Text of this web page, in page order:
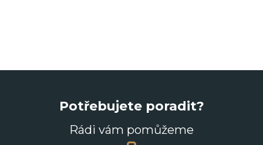
Potřebujete poradit?
Rádi vám pomůžeme